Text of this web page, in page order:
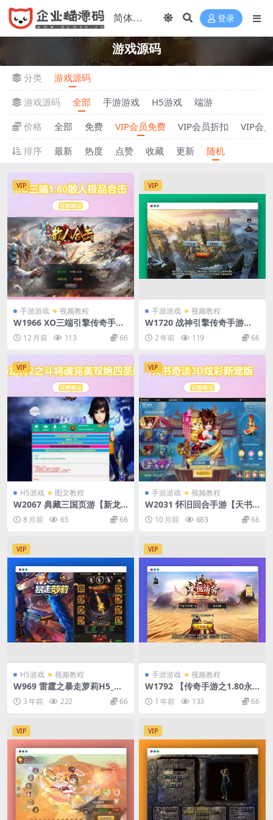
登录
游戏源码
分类
游戏源码
游戏源码
全部 手游游戏 H5游戏
端游
价格
全部 免费 VIP会员免费 VIP会员折扣
VIP会
排序
最新 热度 点赞 收藏 更新 随机
VIP
手游游戏 视频教程
W1966 XO三端引擎传奇手游
【1.80散人极品合击】最新整
理Win系服务端+PC安卓苹果
三端+加密工具+详细搭建教程
12 月前 113 66
VIP
手游游戏 视频教程
W1720 战神引擎传奇手游
【大唐冰雪之超级大陆】最新
整理Win一键服务端+GM授权
后台+安卓苹果双端+详细搭建
教程+视频教程
2 年前 119 66
VIP
H5游戏 图文教程
W2067 典藏三国页游【新龙
将2之斗将魂完美双绝四圣
版】最新整理Win系服务端
+开区教程+加武将教程+充值
教程+详细外网搭建教程
8 月前 65 66
VIP
手游游戏 视频教程
W2031 怀旧回合手游【天书
奇谈3D炫彩新宠版】最新整理
Linux手工服务端+GM后台
+安卓苹果端
10 月前 683 66
VIP
H5游戏 视频教程
W969 雷霆之暴走萝莉H5_三
网H5雷霆之暴走萝莉H5_Win
学习手工端_通用视频教程_G
M充值物品后台
3 年前 222 66
VIP
手游游戏 视频教程
W1792 【传奇手游之1.80永
恒合击传奇[白猪3]免授权版】
经典三职业复古特色战神引擎
传奇手游-最新打包Win服务端
源码视频架设教程-无间地狱-
秦始皇陵-土族遗迹-新版GM多
功能网页授权物品后台-GM直
冲网页后台-安卓苹果IOS双端
版本
1 年前 133 66
VIP VIP